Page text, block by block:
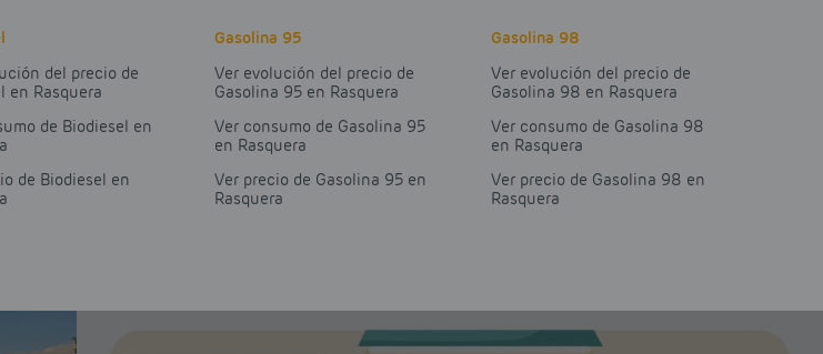
del precio de
en Rasquera
de Biodiesel en
de Biodiesel en
Gasolina 95
Ver evolución del precio de
Gasolina 95 en Rasquera
Ver consumo de Gasolina 95
en Rasquera
Ver precio de Gasolina 95 en
Rasquera
Gasolina 98
Ver evolución del precio de
Gasolina 98 en Rasquera
Ver consumo de Gasolina 98
en Rasquera
Ver precio de Gasolina 98 en
Rasquera